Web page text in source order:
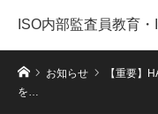
ISO内部監査員教育
ホームお知らせ
【重要】
を…